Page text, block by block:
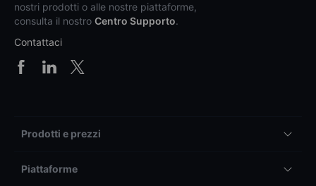
nostri prodotti o alle nostre piattaforme,
consulta il nostro Centro Supporto.
Contattaci
Prodotti e prezzi
Piattaforme